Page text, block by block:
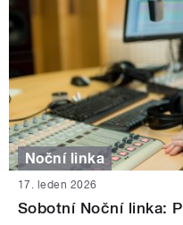
Noční linka
17. leden 2026
Sobotní Noční linka: